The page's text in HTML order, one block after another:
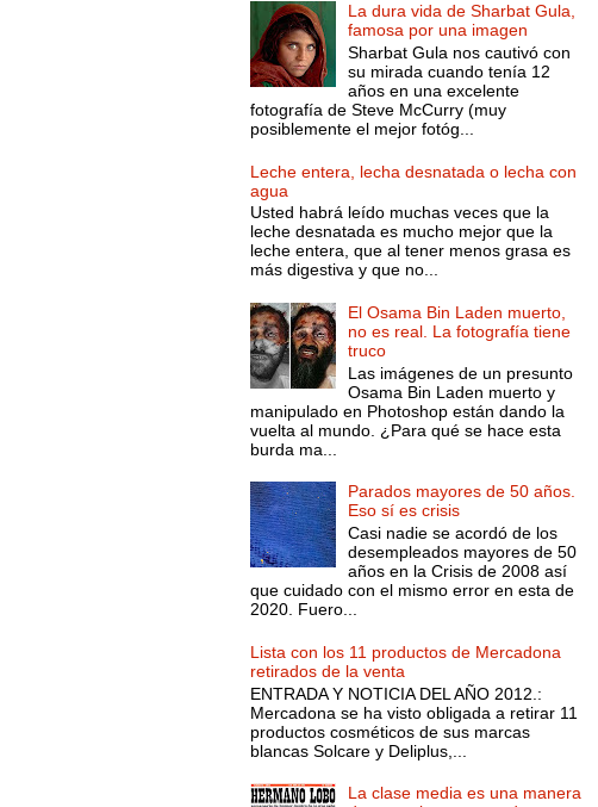
La dura vida de Sharbat Gula,
famosa por una imagen
Sharbat Gula nos cautivó con
su mirada cuando tenía 12
años en una excelente
fotografía de Steve McCurry (muy
posiblemente el mejor fotóg...
Leche entera, lecha desnatada o lecha con
agua
Usted habrá leído muchas veces que la
leche desnatada es mucho mejor que la
leche entera, que al tener menos grasa es
más digestiva y que no...
El Osama Bin Laden muerto,
no es real. La fotografía tiene
truco
Las imágenes de un presunto
Osama Bin Laden muerto y
manipulado en Photoshop están dando la
vuelta al mundo. ¿Para qué se hace esta
burda ma...
Parados mayores de 50 años.
Eso sí es crisis
Casi nadie se acordó de los
desempleados mayores de 50
años en la Crisis de 2008 así
que cuidado con el mismo error en esta de
2020. Fuero...
Lista con los 11 productos de Mercadona
retirados de la venta
ENTRADA Y NOTICIA DEL AÑO 2012.:
Mercadona se ha visto obligada a retirar 11
productos cosméticos de sus marcas
blancas Solcare y Deliplus,...
La clase media es una manera